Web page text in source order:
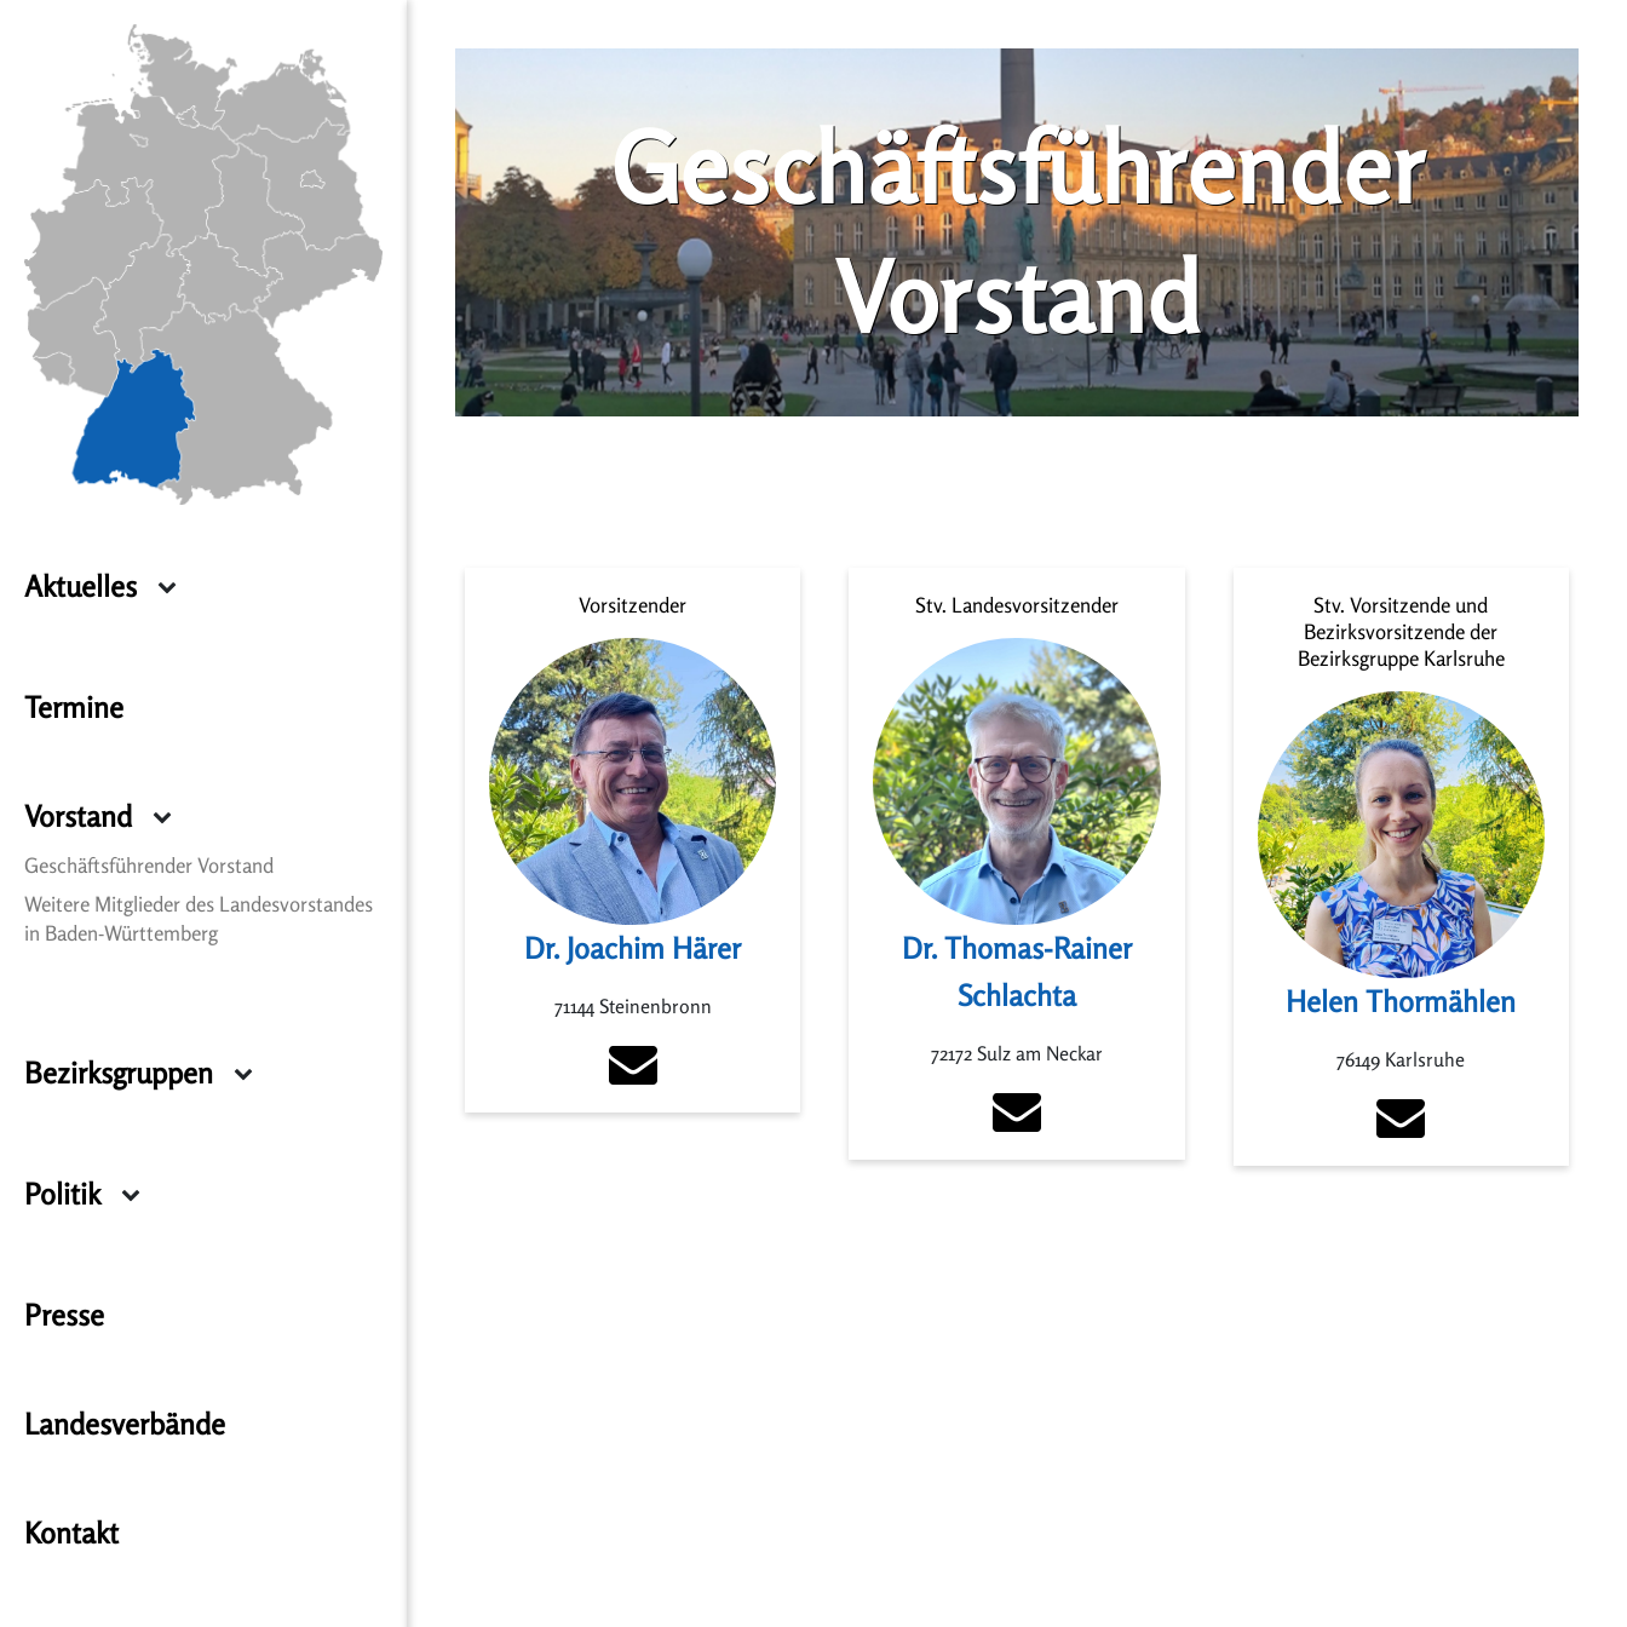
Aktuelles
Termine
Vorstand
Geschäftsführender Vorstand
Weitere Mitglieder des Landesvorstandes
in Baden-Württemberg
Bezirksgruppen
Politik
Presse
Landesverbände
Kontakt
Geschäftsführender
Vorstand
Vorsitzender
Dr. Joachim Härer
71144 Steinenbronn
Stv. Landesvorsitzender
Dr. Thomas-Rainer
Schlachta
72172 Sulz am Neckar
Stv. Vorsitzende und
Bezirksvorsitzende der
Bezirksgruppe Karlsruhe
Helen Thormählen
76149 Karlsruhe